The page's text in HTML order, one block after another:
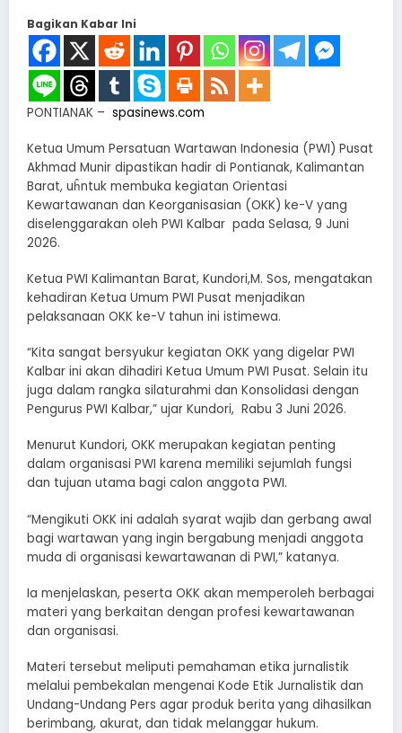
Bagikan Kabar Ini
PONTIANAK – spasinews.com
Ketua Umum Persatuan Wartawan Indonesia (PWI) Pusat
Akhmad Munir dipastikan hadir di Pontianak, Kalimantan
Barat, uĥntuk membuka kegiatan Orientasi
Kewartawanan dan Keorganisasian (OKK) ke-V yang
diselenggarakan oleh PWI Kalbar pada Selasa, 9 Juni
2026.
Ketua PWI Kalimantan Barat, Kundori,M. Sos, mengatakan
kehadiran Ketua Umum PWI Pusat menjadikan
pelaksanaan OKK ke-V tahun ini istimewa.
“Kita sangat bersyukur kegiatan OKK yang digelar PWI
Kalbar ini akan dihadiri Ketua Umum PWI Pusat. Selain itu
juga dalam rangka silaturahmi dan Konsolidasi dengan
Pengurus PWI Kalbar,” ujar Kundori, Rabu 3 Juni 2026.
Menurut Kundori, OKK merupakan kegiatan penting
dalam organisasi PWI karena memiliki sejumlah fungsi
dan tujuan utama bagi calon anggota PWI.
“Mengikuti OKK ini adalah syarat wajib dan gerbang awal
bagi wartawan yang ingin bergabung menjadi anggota
muda di organisasi kewartawanan di PWI,” katanya.
Ia menjelaskan, peserta OKK akan memperoleh berbagai
materi yang berkaitan dengan profesi kewartawanan
dan organisasi.
Materi tersebut meliputi pemahaman etika jurnalistik
melalui pembekalan mengenai Kode Etik Jurnalistik dan
Undang-Undang Pers agar produk berita yang dihasilkan
berimbang, akurat, dan tidak melanggar hukum.